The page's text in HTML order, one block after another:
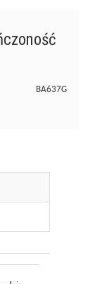
BA637G